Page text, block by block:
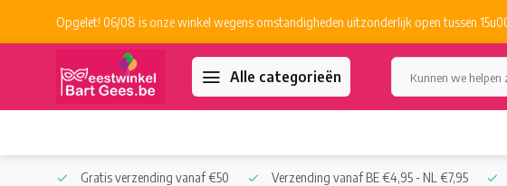
Opgelet! 06/08 is onze winkel wegens omstandigheden uitzonderlijk open tussen
Alle categorieën
Gratis verzending vanaf €50 Verzending vanaf BE €4,95 - NL €7,95